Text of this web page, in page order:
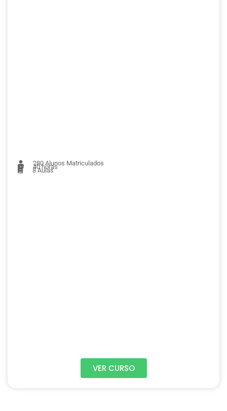
280 Alunos Matriculados
40 horas
8Aulas
VER CURSO